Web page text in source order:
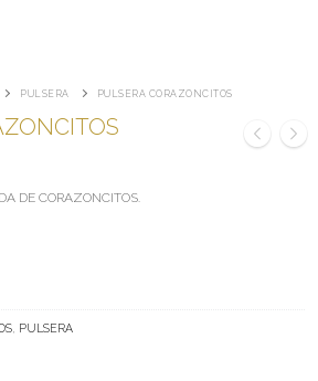
PULSERA PULSERA CORAZONCITOS
DE CORAZONCITOS.
, PULSERA